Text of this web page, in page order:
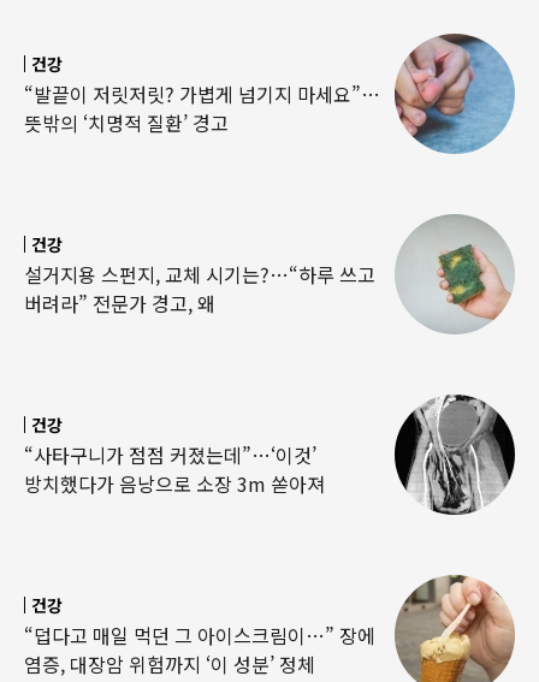
건강
“발끝이 저릿저릿? 가볍게 넘기지 마세요”…
뜻밖의 ‘치명적 질환’ 경고
건강
설거지용 스펀지, 교체 시기는?…“하루 쓰고
버려라” 전문가 경고, 왜
건강
“사타구니가 점점 커졌는데”…‘이것’
방치했다가 음낭으로 소장 3m 쏟아져
건강
“덥다고 매일 먹던 그 아이스크림이…” 장에
염증, 대장암 위험까지 ‘이 성분’ 정체